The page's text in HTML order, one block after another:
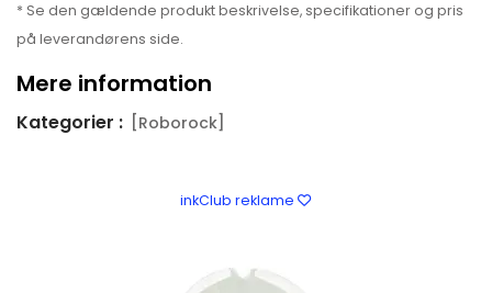
* Se den gældende produkt beskrivelse, specifikationer og pris
på leverandørens side.
Mere information
Kategorier : [Roborock]
inkClub reklame